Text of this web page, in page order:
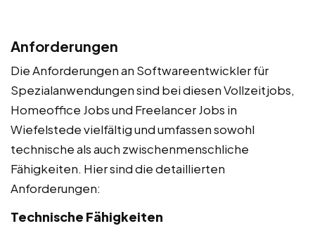
Anforderungen
Die Anforderungen an Softwareentwickler für
Spezialanwendungen sind bei diesen Vollzeitjobs,
Homeoffice Jobs und Freelancer Jobs in
Wiefelstede vielfältig und umfassen sowohl
technische als auch zwischenmenschliche
Fähigkeiten. Hier sind die detaillierten
Anforderungen:
Technische Fähigkeiten